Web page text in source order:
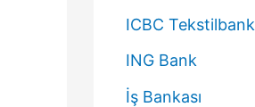
ICBC Tekstilbank
ING Bank
İş Bankası